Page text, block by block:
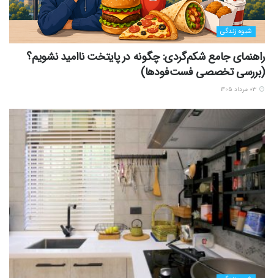
شیوه زندگی
راهنمای جامع شکم‌گردی: چگونه در پایتخت ناامید نشویم؟
(بررسی تخصصی فست‌فودها)